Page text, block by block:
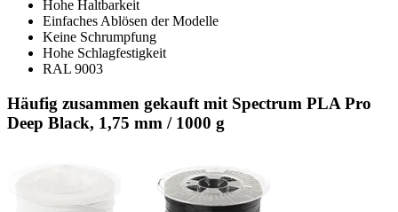
Hohe Haltbarkeit
Einfaches Ablösen der Modelle
Keine Schrumpfung
Hohe Schlagfestigkeit
RAL 9003
Häufig zusammen gekauft mit Spectrum PLA Pro
Deep Black, 1,75 mm / 1000 g